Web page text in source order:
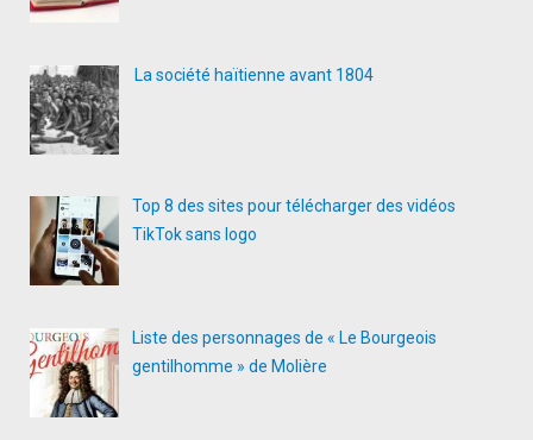
La société haïtienne avant 1804
Top 8 des sites pour télécharger des vidéos
TikTok sans logo
Liste des personnages de « Le Bourgeois
gentilhomme » de Molière